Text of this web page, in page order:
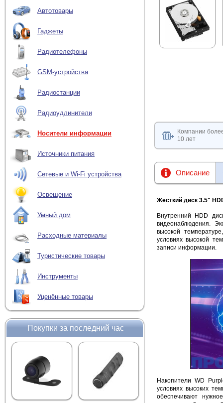
Автотовары
Гаджеты
Радиотелефоны
GSM-устройства
Радиостанции
Радиоудлинители
Носители информации
Источники питания
Сетевые и Wi-Fi устройства
Освещение
Умный дом
Расходные материалы
Туристические товары
Инструменты
Уценённые товары
Покупки за последний час
Компании
10 лет
Описание
Жесткий диск 3.5"
Внутренний HDD
видеонаблюдения.
высокой
условиях высокой
записи информации.
Накопители WD
условиях высоких
обеспечивают